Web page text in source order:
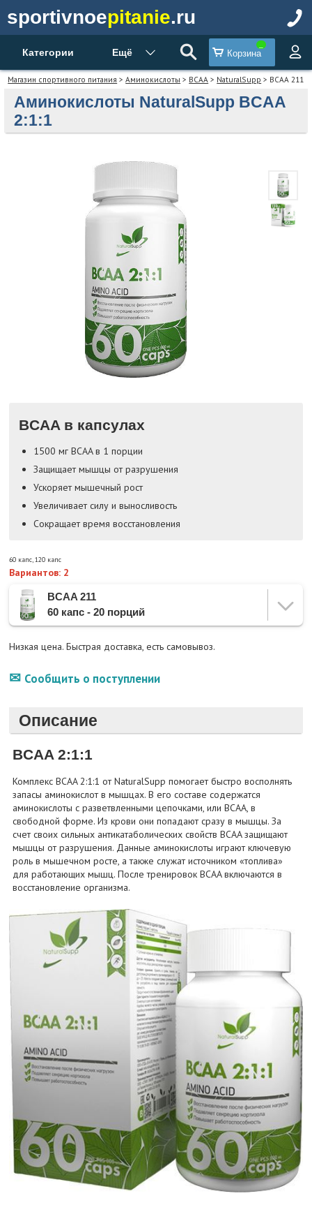
sportivnoepitanie.ru
Категории Ещё Корзина
Магазин спортивного питания >Аминокислоты > BCAA > NaturalSupp > BCAA 211
Аминокислоты NaturalSupp BCAA
2:1:1
BCAA в капсулах
1500 мг BCAA в 1 порции
Защищает мышцы от разрушения
Ускоряет мышечный рост
Увеличивает силу и выносливость
Сокращает время восстановления
60 капс,120 капс
Вариантов: 2
BCAA 211
60 капс - 20 порций
Низкая цена. Быстрая доставка, есть самовывоз.
Сообщить о поступлении
Описание
BCAA 2:1:1
Комплекс BCAA 2:1:1 от NaturalSupp помогает быстро восполнять
запасы аминокислот в мышцах. В его составе содержатся
аминокислоты с разветвленными цепочками, или BCAA, в
свободной форме. Из крови они попадают сразу в мышцы. За
счет своих сильных антикатаболических свойств BCAA защищают
мышцы от разрушения. Данные аминокислоты играют ключевую
роль в мышечном росте, а также служат источником «топлива»
для работающих мышц. После тренировок BCAA включаются в
восстановление организма.